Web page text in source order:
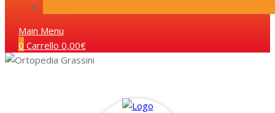
Main Menu
0 Carrello 0,00€